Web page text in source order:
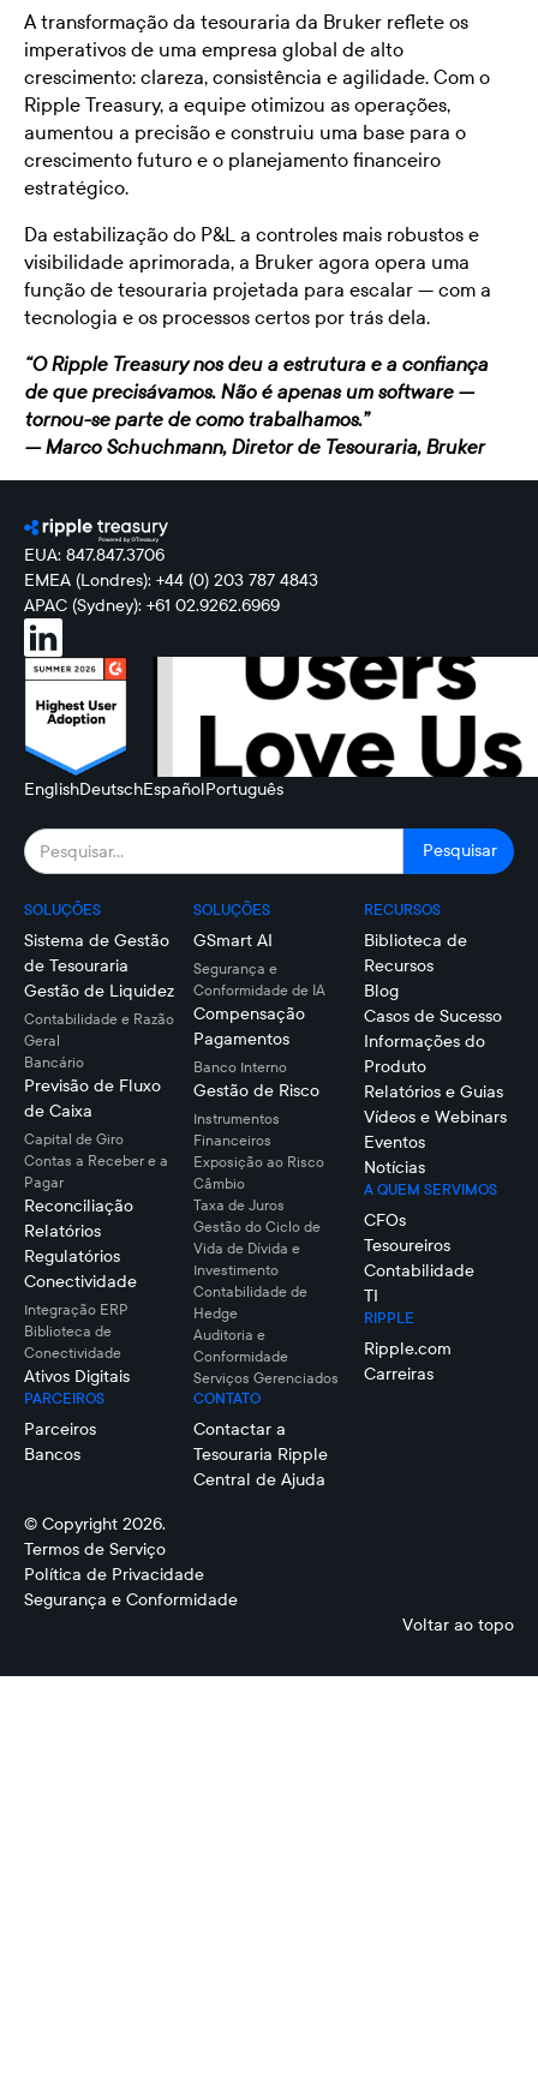
A transformação da tesouraria da Bruker reflete os
imperativos de uma empresa global de alto
crescimento: clareza, consistência e agilidade. Com o
Ripple Treasury, a equipe otimizou as operações,
aumentou a precisão e construiu uma base para o
crescimento futuro e o planejamento financeiro
estratégico.
Da estabilização do P&L a controles mais robustos e
visibilidade aprimorada, a Bruker agora opera uma
função de tesouraria projetada para escalar — com a
tecnologia e os processos certos por trás dela.
“O Ripple Treasury nos deu a estrutura e a confiança
de que precisávamos. Não é apenas um software —
tornou-se parte de como trabalhamos.”
—Marco Schuchmann, Diretor de Tesouraria, Bruker
EUA: 847.847.3706
EMEA (Londres): +44 (0) 203 787 4843
APAC (Sydney): +61 02.9262.6969
EnglishDeutschEspañolPortuguês
SOLUÇÕES
Sistema de Gestão
de Tesouraria
Gestão de Liquidez
Contabilidade e Razão
Geral
Bancário
Previsão de Fluxo
de Caixa
Capital de Giro
Contas a Receber e a
Pagar
Reconciliação
Relatórios
Regulatórios
Conectividade
Integração ERP
Biblioteca de
Conectividade
Ativos Digitais
PARCEIROS
Parceiros
Bancos
SOLUÇÕES
GSmart AI
Segurança e
Conformidade de IA
Compensação
Pagamentos
Banco Interno
Gestão de Risco
Instrumentos
Financeiros
Exposição ao Risco
Câmbio
Taxa de Juros
Gestão do Ciclo de
Vida de Dívida e
Investimento
Contabilidade de
Hedge
Auditoria e
Conformidade
Serviços Gerenciados
CONTATO
Contactar a
Tesouraria Ripple
Central de Ajuda
RECURSOS
Biblioteca de
Recursos
Blog
Casos de Sucesso
Informações do
Produto
Relatórios e Guias
Vídeos e Webinars
Eventos
Notícias
A QUEM SERVIMOS
CFOs
Tesoureiros
Contabilidade
TI
RIPPLE
Ripple.com
Carreiras
© Copyright 2026.
Termos de Serviço
Política de Privacidade
Segurança e Conformidade
Voltar ao topo